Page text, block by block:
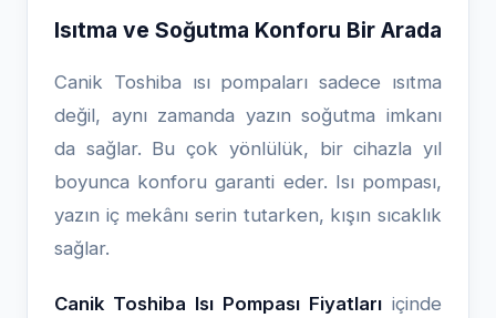
Isıtma ve Soğutma Konforu Bir Arada
Canik Toshiba ısı pompaları sadece ısıtma
değil, aynı zamanda yazın soğutma imkanı
da sağlar. Bu çok yönlülük, bir cihazla yıl
boyunca konforu garanti eder. Isı pompası,
yazın iç mekânı serin tutarken, kışın sıcaklık
sağlar.
Canik Toshiba Isı Pompası Fiyatları içinde